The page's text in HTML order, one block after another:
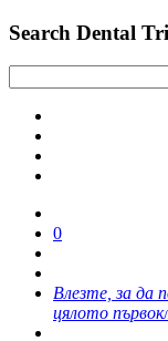
Search Dental
0
Влезте, за да
цялото